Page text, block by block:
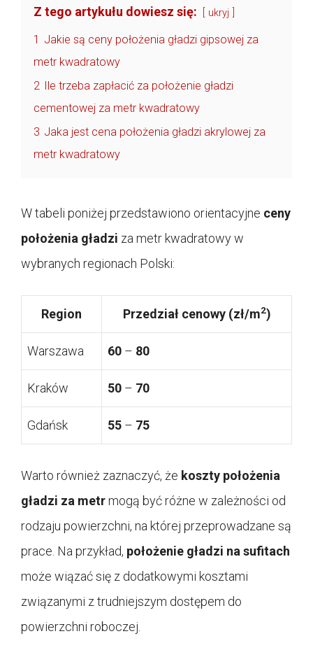
Z tego artykułu dowiesz się: ukryj
1 Jakie są ceny położenia gładzi gipsowej za
metr kwadratowy
2 Ile trzeba zapłacić za położenie gładzi
cementowej za metr kwadratowy
3 Jaka jest cena położenia gładzi akrylowej za
metr kwadratowy
W tabeli poniżej przedstawiono orientacyjne ceny
położenia gładzi za metr kwadratowy w
wybranych regionach Polski:
Region Przedział cenowy (zł/m2)
Warszawa 60 – 80
Kraków 50 – 70
Gdańsk 55 – 75
Warto również zaznaczyć, że koszty położenia
gładzi za metrmogą być różne w zależności od
rodzaju powierzchni, na której przeprowadzane są
prace. Na przykład, położenie gładzi na sufitach
może wiązać się z dodatkowymi kosztami
związanymi z trudniejszym dostępem do
powierzchni roboczej.